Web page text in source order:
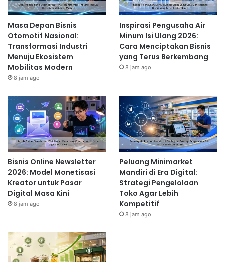
Masa Depan Bisnis
Otomotif Nasional:
Transformasi Industri
Menuju Ekosistem
Mobilitas Modern
8 jam ago
Inspirasi Pengusaha Air
Minum Isi Ulang 2026:
Cara Menciptakan Bisnis
yang Terus Berkembang
8 jam ago
Bisnis Online Newsletter
2026: Model Monetisasi
Kreator untuk Pasar
Digital Masa Kini
8 jam ago
Peluang Minimarket
Mandiri di Era Digital:
Strategi Pengelolaan
Toko Agar Lebih
Kompetitif
8 jam ago